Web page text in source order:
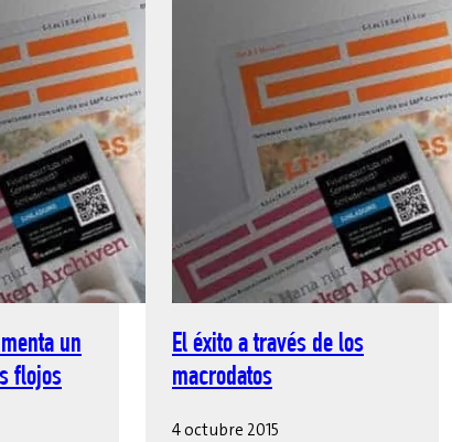
un
flojos
El éxito a través de los
macrodatos
4 octubre 2015